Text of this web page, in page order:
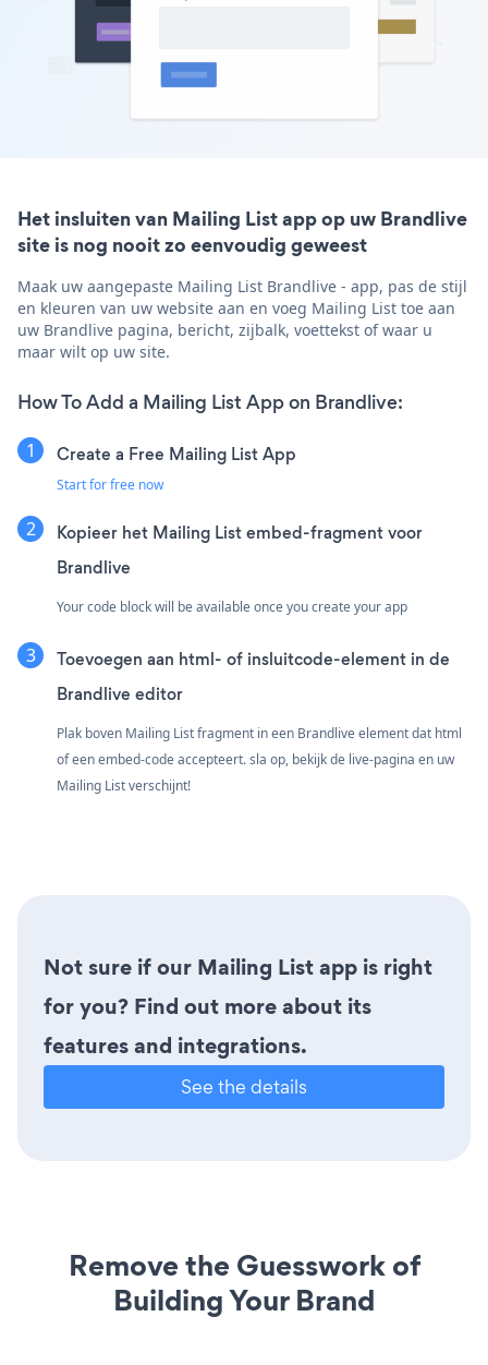
Het insluiten van Mailing List app op uw Brandlive
site is nog nooit zo eenvoudig geweest
Maak uw aangepaste Mailing List Brandlive - app, pas de stijl
en kleuren van uw website aan en voeg Mailing List toe aan
uw Brandlive pagina, bericht, zijbalk, voettekst of waar u
maar wilt op uw site.
How To Add a Mailing List App on Brandlive:
Create a Free Mailing List App
Start for free now
Kopieer het Mailing List embed-fragment voor
Brandlive
Your code block will be available once you create your app
Toevoegen aan html- of insluitcode-element in de
Brandlive editor
Plak boven Mailing List fragment in een Brandlive element dat html
of een embed-code accepteert. sla op, bekijk de live-pagina en uw
Mailing List verschijnt!
Not sure if our Mailing List app is right
for you? Find out more about its
features and integrations.
See the details
Remove the Guesswork of
Building Your Brand